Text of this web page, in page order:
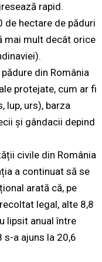
rapid.
de hectare de păduri
mai mult decât orice
din România
protejate, cum ar fi
lup, urs), barza
și gândacii depind
civile din România
a continuat să se
arată că, pe
legal, alte 8,8
lipsit anual între
a ajuns la 20,6